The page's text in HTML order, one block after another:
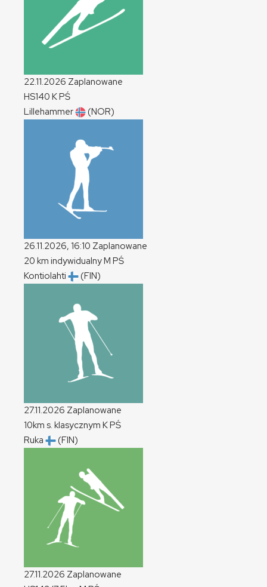
22.11.2026 Zaplanowane
HS140 KPŚ
Lillehammer
(NOR)
26.11.2026, 16:10 Zaplanowane
20 km indywidualnyM PŚ
Kontiolahti
(FIN)
27.11.2026 Zaplanowane
10km s. klasycznym KPŚ
Ruka
(FIN)
27.11.2026 Zaplanowane